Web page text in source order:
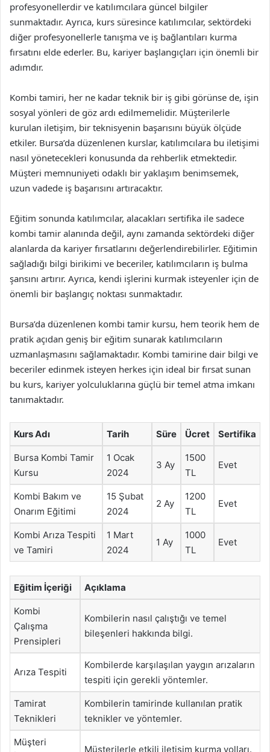
profesyonellerdir ve katılımcılara güncel bilgiler
sunmaktadır. Ayrıca, kurs süresince katılımcılar, sektördeki
diğer profesyonellerle tanışma ve iş bağlantıları kurma
fırsatını elde ederler. Bu, kariyer başlangıçları için önemli bir
adımdır.
Kombi tamiri, her ne kadar teknik bir iş gibi görünse de, işin
sosyal yönleri de göz ardı edilmemelidir. Müşterilerle
kurulan iletişim, bir teknisyenin başarısını büyük ölçüde
etkiler. Bursa’da düzenlenen kurslar, katılımcılara bu iletişimi
nasıl yönetecekleri konusunda da rehberlik etmektedir.
Müşteri memnuniyeti odaklı bir yaklaşım benimsemek,
uzun vadede iş başarısını artıracaktır.
Eğitim sonunda katılımcılar, alacakları sertifika ile sadece
kombi tamir alanında değil, aynı zamanda sektördeki diğer
alanlarda da kariyer fırsatlarını değerlendirebilirler. Eğitimin
sağladığı bilgi birikimi ve beceriler, katılımcıların iş bulma
şansını artırır. Ayrıca, kendi işlerini kurmak isteyenler için de
önemli bir başlangıç noktası sunmaktadır.
Bursa’da düzenlenen kombi tamir kursu, hem teorik hem de
pratik açıdan geniş bir eğitim sunarak katılımcıların
uzmanlaşmasını sağlamaktadır. Kombi tamirine dair bilgi ve
beceriler edinmek isteyen herkes için ideal bir fırsat sunan
bu kurs, kariyer yolculuklarına güçlü bir temel atma imkanı
tanımaktadır.
Kurs Adı Tarih Süre Ücret Sertifika
Bursa Kombi Tamir
Kursu
1 Ocak
2024
3 Ay
1500
TL
Evet
Kombi Bakım ve
Onarım Eğitimi
15 Şubat
2024
2 Ay
1200
TL
Evet
Kombi Arıza Tespiti
ve Tamiri
1 Mart
2024
1 Ay
1000
TL
Evet
Eğitim İçeriği Açıklama
Kombi
Çalışma
Prensipleri
Kombilerin nasıl çalıştığı ve temel
bileşenleri hakkında bilgi.
Arıza Tespiti
Kombilerde karşılaşılan yaygın arızaların
tespiti için gerekli yöntemler.
Tamirat
Teknikleri
Kombilerin tamirinde kullanılan pratik
teknikler ve yöntemler.
Müşteri
Müşterilerle etkili iletişim kurma yolları.